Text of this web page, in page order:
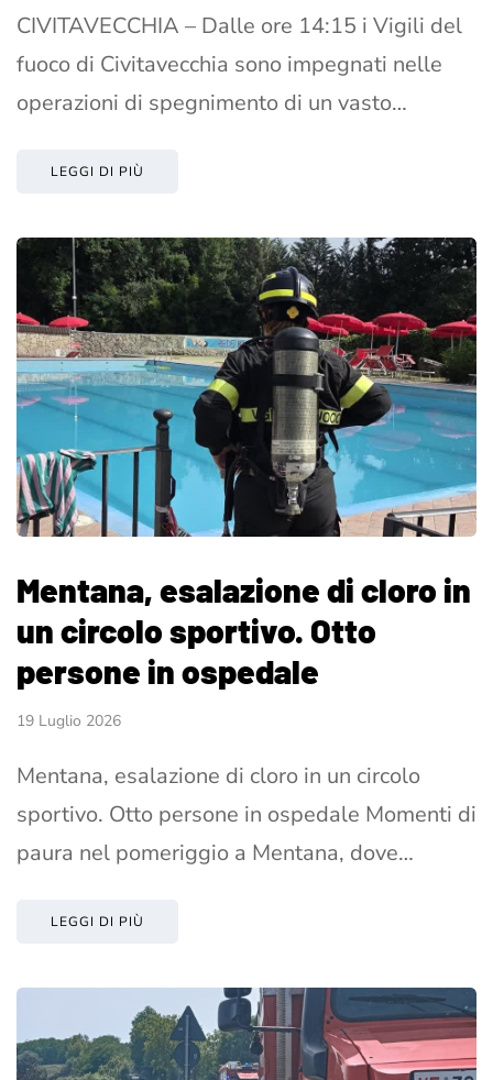
CIVITAVECCHIA – Dalle ore 14:15 i Vigili del
fuoco di Civitavecchia sono impegnati nelle
operazioni di spegnimento di un vasto…
LEGGI DI PIÙ
Mentana, esalazione di cloro in
un circolo sportivo. Otto
persone in ospedale
19 Luglio 2026
Mentana, esalazione di cloro in un circolo
sportivo. Otto persone in ospedale Momenti di
paura nel pomeriggio a Mentana, dove…
LEGGI DI PIÙ